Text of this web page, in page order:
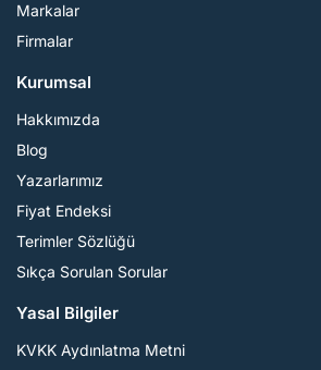
Markalar
Firmalar
Kurumsal
Hakkımızda
Blog
Yazarlarımız
Fiyat Endeksi
Terimler Sözlüğü
Sıkça Sorulan Sorular
Yasal Bilgiler
KVKK Aydınlatma Metni